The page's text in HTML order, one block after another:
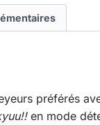
préférés
en mode